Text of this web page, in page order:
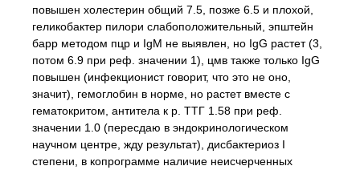
повышен холестерин общий 7.5, позже 6.5 и плохой,
геликобактер пилори слабоположительный, эпштейн
барр методом пцр и IgM не выявлен, но IgG растет (3,
потом 6.9 при реф. значении 1), цмв также только IgG
повышен (инфекционист говорит, что это не оно,
значит), гемоглобин в норме, но растет вместе с
гематокритом, антитела к р. ТТГ 1.58 при реф.
значении 1.0 (пересдаю в эндокринологическом
научном центре, жду результат), дисбактериоз I
степени, в копрограмме наличие неисчерченных